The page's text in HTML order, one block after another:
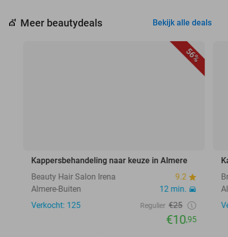
💇 Meer beautydeals Bekijk alle deals
56%
Kappersbehandeling naar keuze in Almere
Beauty Hair Salon Irena
9.2
Almere-Buiten
12 min.
Verkocht: 125
Regulier €25
€10,95